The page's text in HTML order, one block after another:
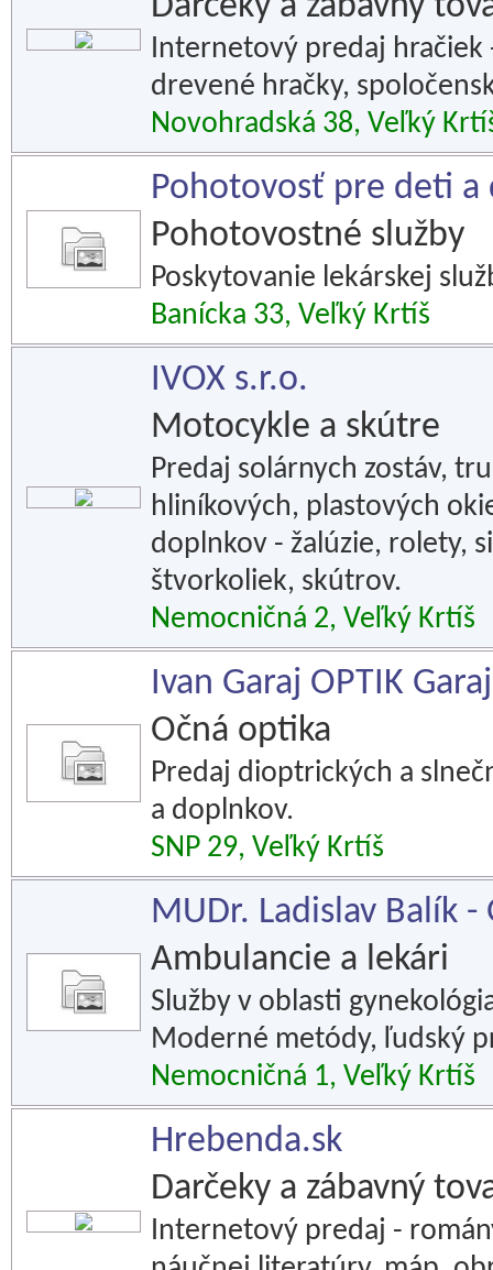
Internetový predaj hračiek
drevené hračky,
Novohradská 38, Veľký
Pohotovosť pre deti a
Pohotovostné služby
Poskytovanie lekárskej
Banícka 33, Veľký Krtíš
IVOX s.r.o.
Motocykle a skútre
Predaj solárnych zostáv,
hliníkových, plastových
doplnkov - žalúzie, rolety,
štvorkoliek, skútrov.
Nemocničná 2, Veľký Krtíš
Ivan Garaj OPTIK
Očná optika
Predaj dioptrických a
a doplnkov.
SNP 29, Veľký Krtíš
MUDr. Ladislav Balík -
Ambulancie a lekári
Služby v oblasti
Moderné metódy, ľudský
Nemocničná 1, Veľký Krtíš
Hrebenda.sk
Darčeky a zábavný
Internetový predaj -